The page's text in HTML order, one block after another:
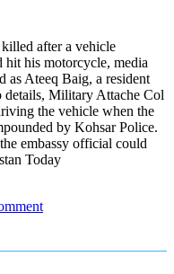
after a vehicle
hit his motorcycle, media
as Ateeq Baig, a resident
details, Military Attache Col
the vehicle when the
by Kohsar Police.
embassy official could
Today